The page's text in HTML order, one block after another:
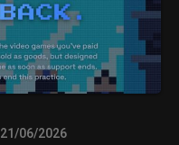
21/06/2026